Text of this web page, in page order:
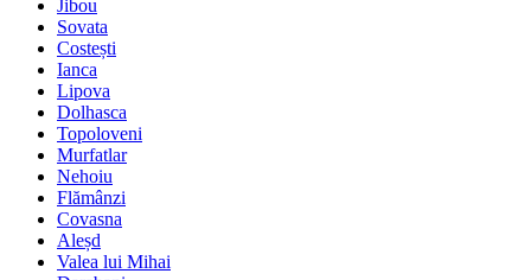
Jibou
Sovata
Costești
Ianca
Lipova
Dolhasca
Topoloveni
Murfatlar
Nehoiu
Flămânzi
Covasna
Aleșd
Valea lui Mihai